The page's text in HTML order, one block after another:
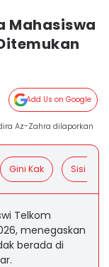
Mahasiswa
Add Us on Google
Az-Zahra dilaporkan
Gini Kak Sisi
Telkom
menegaskan
berada di